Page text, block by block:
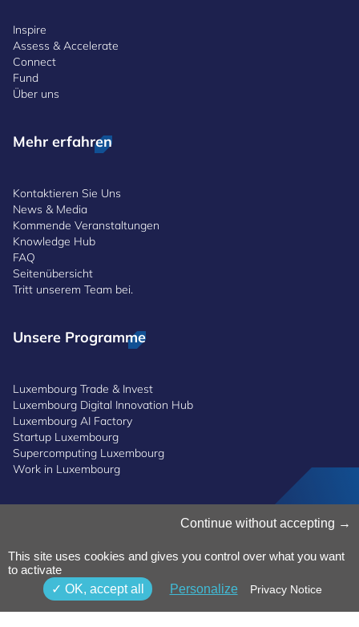
Inspire
Assess & Accelerate
Connect
Fund
Über uns
Mehr erfahren
Kontaktieren Sie Uns
News & Media
Kommende Veranstaltungen
Knowledge Hub
FAQ
Seitenübersicht
Tritt unserem Team bei.
Unsere Programme
Luxembourg Trade & Invest
Luxembourg Digital Innovation Hub
Luxembourg AI Factory
Startup Luxembourg
Supercomputing Luxembourg
Work in Luxembourg
Datenschutz
Bedingungen und Konditionen
Whistleblowing-Politik
Erreichbarkeit
© 2025 Luxinnovation
Continue without accepting
This site uses cookies and gives you control over what you want
to activate
OK, accept all
Personalize Privacy Notice